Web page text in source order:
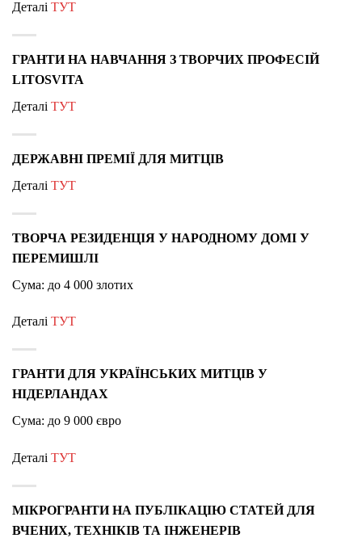
Деталі ТУТ
ГРАНТИ НА НАВЧАННЯ З ТВОРЧИХ ПРОФЕСІЙ
LITOSVITA
Деталі ТУТ
ДЕРЖАВНІ ПРЕМІЇ ДЛЯ МИТЦІВ
Деталі ТУТ
ТВОРЧА РЕЗИДЕНЦІЯ У НАРОДНОМУ ДОМІ У
ПЕРЕМИШЛІ
Сума: до 4 000 злотих
Деталі ТУТ
ГРАНТИ ДЛЯ УКРАЇНСЬКИХ МИТЦІВ У
НІДЕРЛАНДАХ
Сума: до 9 000 євро
Деталі ТУТ
МІКРОГРАНТИ НА ПУБЛІКАЦІЮ СТАТЕЙ ДЛЯ
ВЧЕНИХ, ТЕХНІКІВ ТА ІНЖЕНЕРІВ